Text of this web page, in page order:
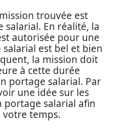
trouvée est
salarial. En réalité, la
autorisée pour une
est bel et bien
la mission doit
à cette durée
portage salarial. Par
une idée sur les
portage salarial afin
temps.